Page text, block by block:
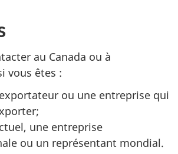
au Canada ou à
vous êtes :
ou une entreprise qui
une entreprise
ou un représentant mondial.